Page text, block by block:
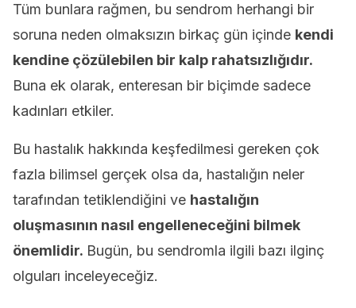
Tüm bunlara rağmen, bu sendrom herhangi bir
soruna neden olmaksızın birkaç gün içinde kendi
kendine çözülebilen bir kalp rahatsızlığıdır.
Buna ek olarak, enteresan bir biçimde sadece
kadınları etkiler.
Bu hastalık hakkında keşfedilmesi gereken çok
fazla bilimsel gerçek olsa da, hastalığın neler
tarafından tetiklendiğini ve hastalığın
oluşmasının nasıl engelleneceğini bilmek
önemlidir. Bugün, bu sendromla ilgili bazı ilginç
olguları inceleyeceğiz.